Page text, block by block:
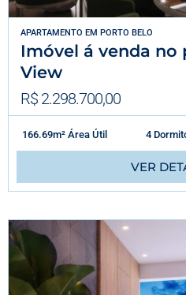
APARTAMENTO EM PORTO BELO
Imóvel á venda no
View
R$ 2.298.700,00
166.69m² Área Útil 4
VER